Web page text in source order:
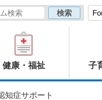
健康・福祉 子
知症サポート